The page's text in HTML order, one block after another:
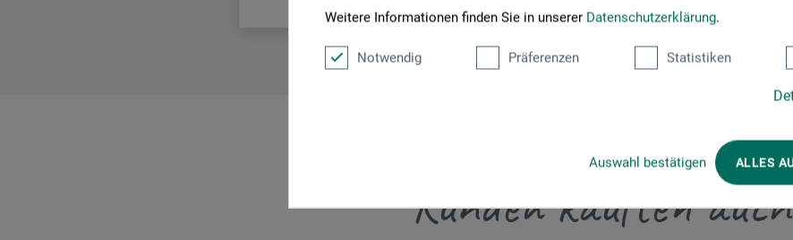
Weitere Informationen finden Sie in unserer Datenschutzerklärung.
Notwendig Präferenzen Statistiken
Auswahl bestätigen ALLES
Kunden kauften auch